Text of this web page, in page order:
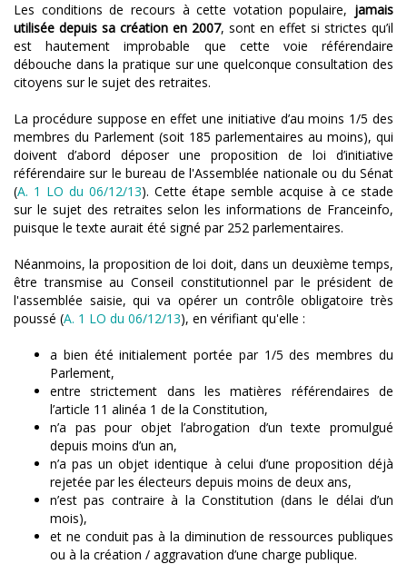
Les conditions de recours à cette votation populaire, jamais
utilisée depuis sa création en 2007, sont en effet si strictes qu’il
est hautement improbable que cette voie référendaire
débouche dans la pratique sur une quelconque consultation des
citoyens sur le sujet des retraites.
La procédure suppose en effet une initiative d’au moins 1/5 des
membres du Parlement (soit 185 parlementaires au moins), qui
doivent d’abord déposer une proposition de loi d’initiative
référendaire sur le bureau de l'Assemblée nationale ou du Sénat
(A. 1 LO du 06/12/13). Cette étape semble acquise à ce stade
sur le sujet des retraites selon les informations de Franceinfo,
puisque le texte aurait été signé par 252 parlementaires.
Néanmoins, la proposition de loi doit, dans un deuxième temps,
être transmise au Conseil constitutionnel par le président de
l'assemblée saisie, qui va opérer un contrôle obligatoire très
poussé (A. 1 LO du 06/12/13), en vérifiant qu'elle :
a bien été initialement portée par 1/5 des membres du
Parlement,
entre strictement dans les matières référendaires de
l’article 11 alinéa 1 de la Constitution,
n’a pas pour objet l’abrogation d’un texte promulgué
depuis moins d’un an,
n’a pas un objet identique à celui d’une proposition déjà
rejetée par les électeurs depuis moins de deux ans,
n’est pas contraire à la Constitution (dans le délai d’un
mois),
et ne conduit pas à la diminution de ressources publiques
ou à la création / aggravation d’une charge publique.